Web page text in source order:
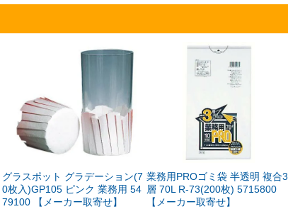
グラスポット グラデーション(7
0枚入)GP105 ピンク 業務用 54
79100 【メーカー取寄せ】
業務用PROゴミ袋 半透明 複合3
層 70L R-73(200枚) 5715800
【メーカー取寄せ】